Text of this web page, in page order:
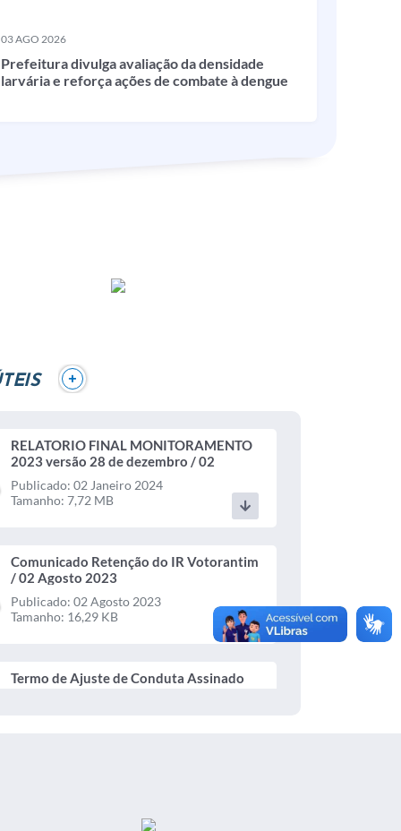
03 AGO 2026
Prefeitura divulga avaliação da densidade
larvária e reforça ações de combate à dengue
+
RELATORIO FINAL MONITORAMENTO
2023 versão 28 de dezembro / 02
Janeiro 2024
Publicado: 02 Janeiro 2024
Tamanho: 7,72 MB
Comunicado Retenção do IR Votorantim
/ 02 Agosto 2023
Publicado: 02 Agosto 2023
Tamanho: 16,29 KB
Termo de Ajuste de Conduta Assinado